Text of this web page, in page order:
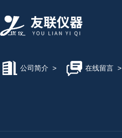
公司简介 > 在线留言>